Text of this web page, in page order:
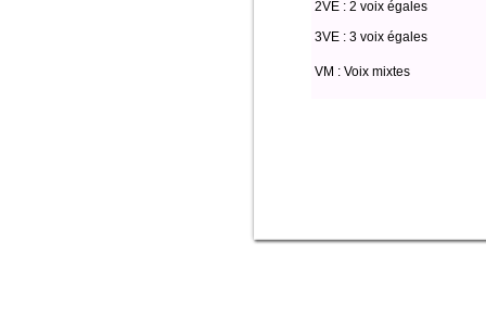
2VE : 2 voix égales
3VE : 3 voix égales
VM : Voix mixtes